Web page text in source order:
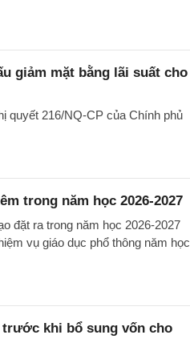
giảm mặt bằng lãi suất cho
quyết 216/NQ-CP của Chính phủ
trong năm học 2026-2027
đặt ra trong năm học 2026-2027
vụ giáo dục phổ thông năm học
trước khi bổ sung vốn cho